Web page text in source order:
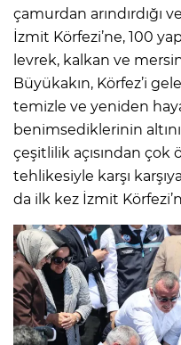
çamurdan arındırdığı
İzmit Körfezi’ne, 100
levrek, kalkan ve
Büyükakın, Körfez’i
temizle ve yeniden
benimsediklerinin
çeşitlilik açısından
tehlikesiyle karşı
da ilk kez İzmit